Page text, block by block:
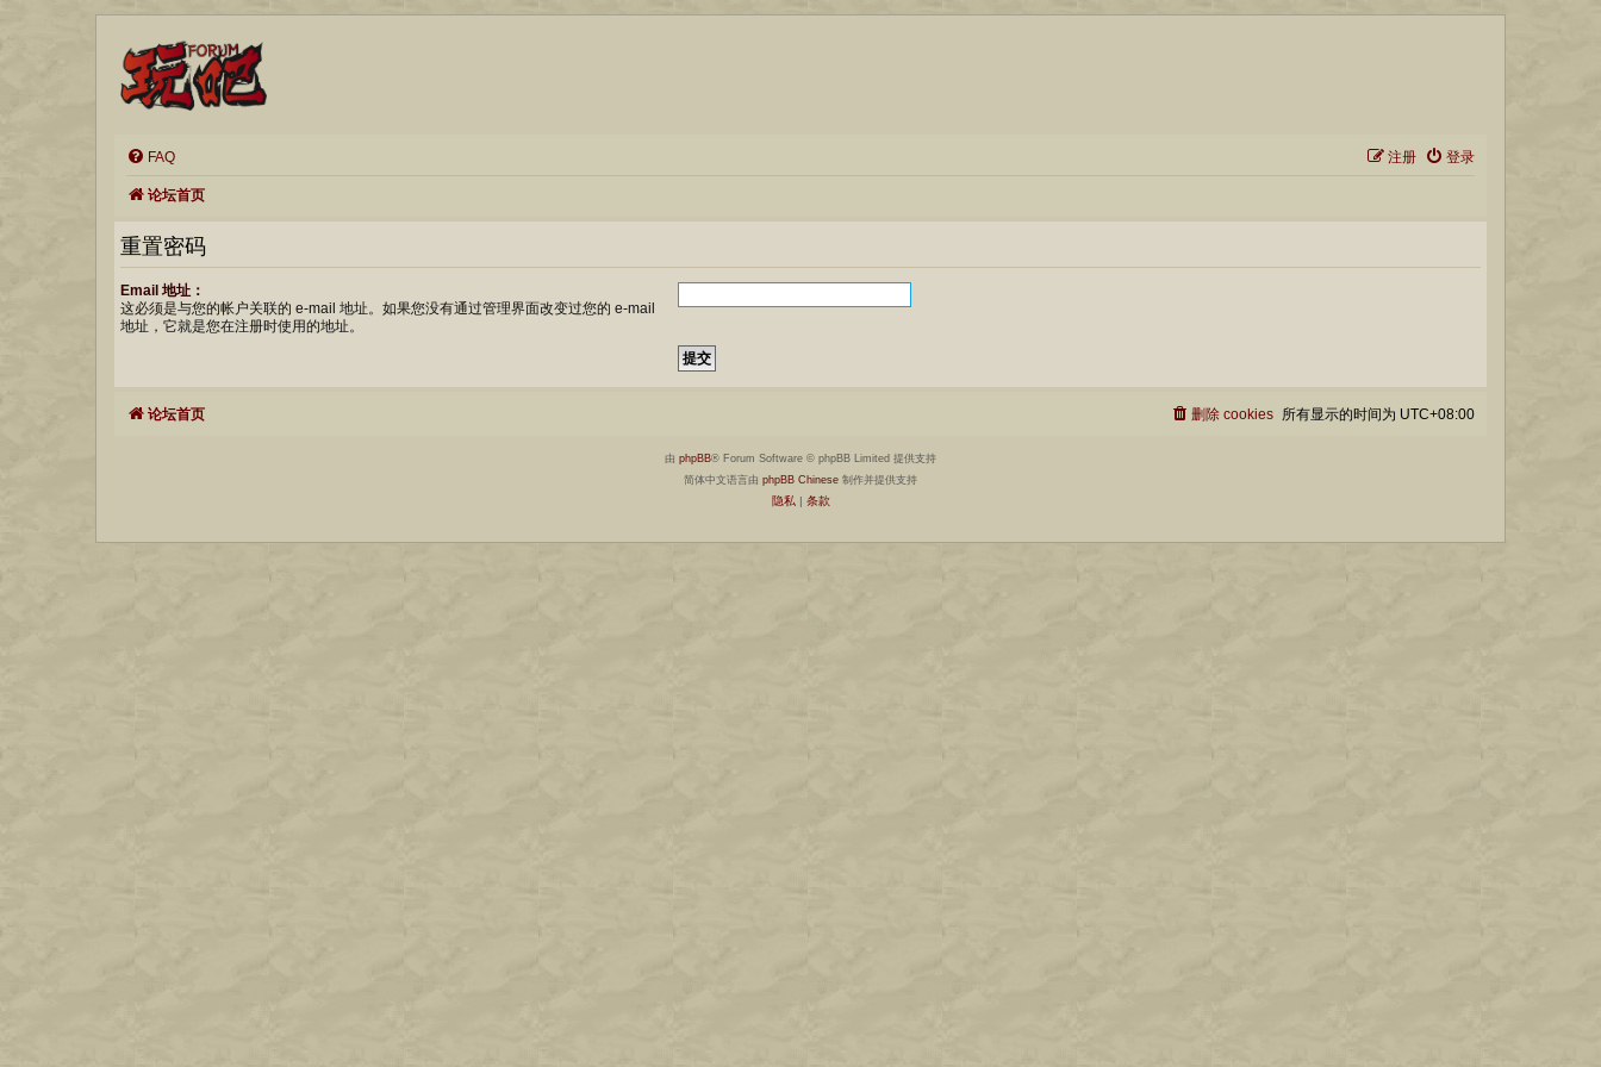
FAQ 登录
注册
论坛首页
重置密码
Email 地址：
这必须是与您的帐户关联的 e-mail 地址。如果您没有通过管理界面改变过您的 e-mail
地址，它就是您在注册时使用的地址。
论坛首页 所有显示的时间为 UTC+08:00
删除 cookies
由 phpBB® Forum Software © phpBB Limited 提供支持
简体中文语言由 phpBB Chinese 制作并提供支持
隐私| 条款